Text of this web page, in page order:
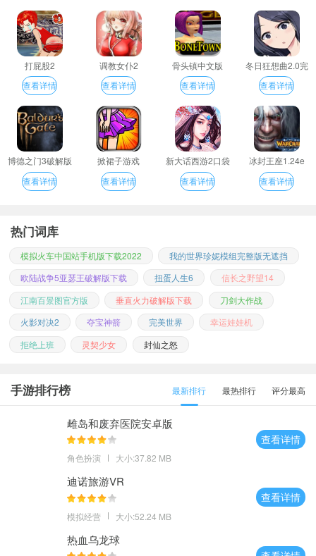
打屁股2
查看详情
调教女仆2
查看详情
骨头镇中文版
查看详情
冬日狂想曲2.0完
整汉化版
查看详情
博德之门3破解版
查看详情
掀裙子游戏
查看详情
新大话西游2口袋
版
查看详情
冰封王座1.24e
查看详情
热门词库
模拟火车中国站手机版下载2022
我的世界珍妮模组完整版无遮挡
欧陆战争5亚瑟王破解版下载
扭蛋人生6
信长之野望14
江南百景图官方版
垂直火力破解版下载
刀剑大作战
火影对决2
夺宝神箭 完美世界
幸运娃娃机
拒绝上班
灵契少女 封仙之怒
手游排行榜 最新排行 最热排行 评分最高
雌岛和废弃医院安卓版
角色扮演 大小:37.82 MB
查看详情
迪诺旅游VR
模拟经营 大小:52.24 MB
查看详情
热血乌龙球